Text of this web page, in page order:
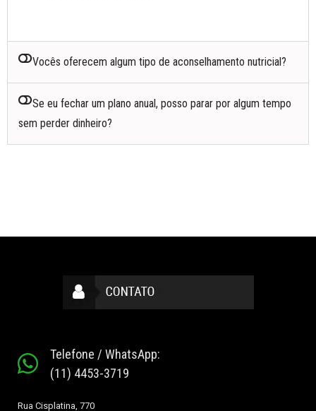
Vocês oferecem algum tipo de aconselhamento nutricial?
Se eu fechar um plano anual, posso parar por algum tempo
sem perder dinheiro?
Telefone / WhatsApp:
(11) 4453-3719
Rua Cisplatina, 770